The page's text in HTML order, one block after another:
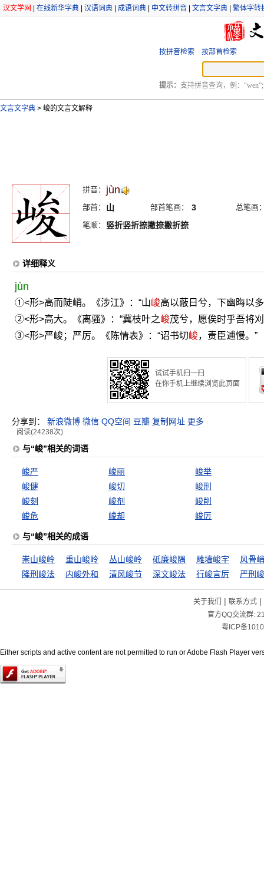
汉文学网 在线新华字典 汉语词典 成语词典 中文转拼音 文言文字典 繁体字转
按拼音检索 按部首检索
提示： 支持拼音查询，例：
文言文字典 > 峻的文言文解释
拼音： jùn
部首： 山 部首笔画： 3
总笔画
笔顺：
竖折竖折捺撇捺撇折捺
详细释义
jùn
①<形>高而陡峭。《涉江》：“山峻高以蔽日兮，下幽晦以
②<形>高大。《离骚》：“冀枝叶之峻茂兮，愿俟时乎吾将刈
③<形>严峻；严厉。《陈情表》：“诏书切峻，责臣逋慢。”
试试手机扫一扫
在你手机上继续浏览此页面
分享到： 新浪微博 微信 QQ空间 豆瓣 复制网址 更多
阅读(24238次)
与“峻”相关的词语
峻严 峻丽
峻举
峻健
峻切
峻刑
峻刻
峻剂
峻削
峻危
峻却 峻厉
与“峻”相关的成语
崇山峻岭 重山峻岭 丛山峻岭 砥廉峻隅 雕墙峻宇
风骨
隆刑峻法
内峻外和 清风峻节 深文峻法 行峻言厉 严刑
关于我们 | 联系方式|
官方QQ交流群:
粤ICP备
Either scripts and active content are not permitted to run or Adobe Flash Player